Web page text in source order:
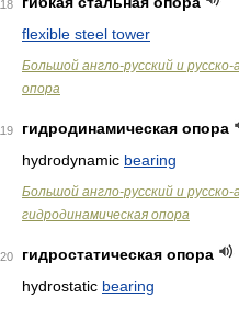
flexible steel tower
Большой англо-русский и русско-
опора
гидродинамическая опора
hydrodynamic bearing
Большой англо-русский и русско-
гидродинамическая опора
гидростатическая опора
hydrostatic bearing